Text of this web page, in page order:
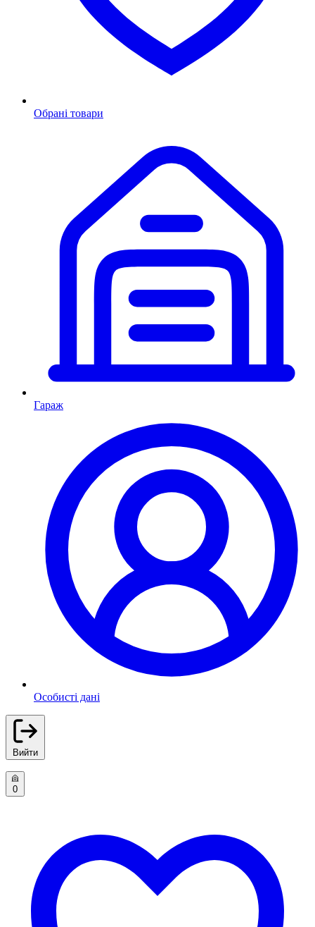
Обрані товари
Гараж
Особисті дані
Вийти
0